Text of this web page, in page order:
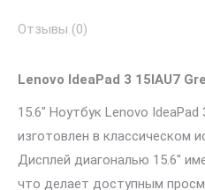
Отзывы (0)
Lenovo IdeaPad 3 15IAU7
15.6″ Ноутбук Lenovo IdeaPad
изготовлен в классическом
Дисплей диагональю 15.6″
что делает доступным